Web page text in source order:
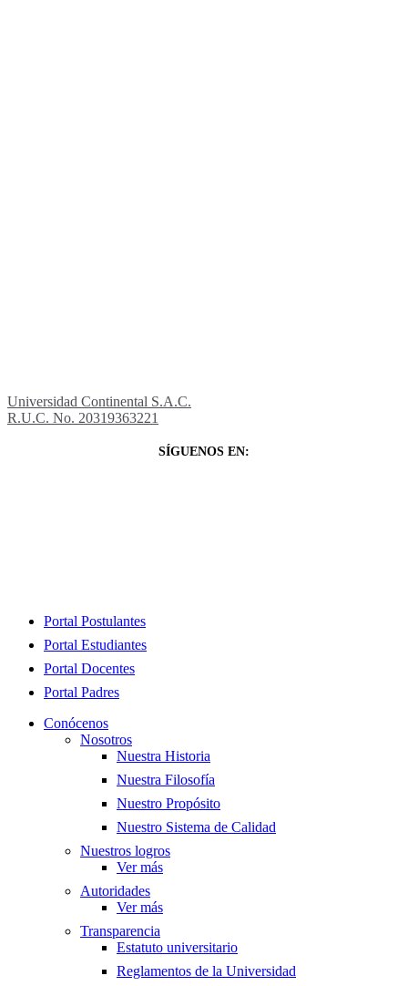
Universidad Continental S.A.C.
R.U.C. No. 20319363221
SÍGUENOS EN:
Close
Portal Postulantes
Portal Estudiantes
Portal Docentes
Portal Padres
Conócenos
Nosotros
Nuestra Historia
Nuestra Filosofía
Nuestro Propósito
Nuestro Sistema de Calidad
Nuestros logros
Ver más
Autoridades
Ver más
Transparencia
Estatuto universitario
Reglamentos de la Universidad